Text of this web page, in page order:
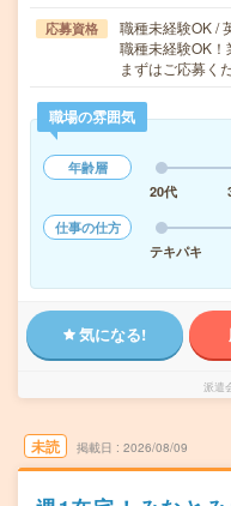
応募資格
職種未経験OK /
職種未経験OK！
まずはご応募く
職場の雰囲気
年齢層
20代
仕事の仕方
テキパキ
気になる!
派遣
未読 掲載日 2026/08/09